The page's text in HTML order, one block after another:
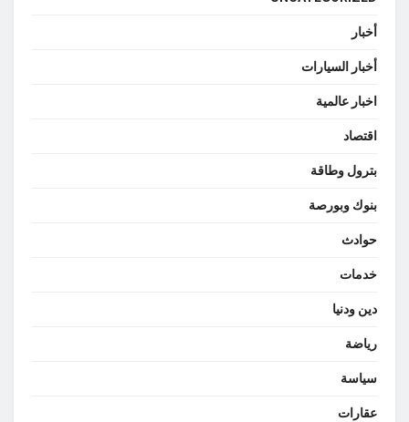
أخبار
أخبار السيارات
اخبار عالمية
اقتصاد
بترول وطاقة
بنوك وبورصة
حوادث
خدمات
دين ودنيا
رياضة
سياسة
عقارات